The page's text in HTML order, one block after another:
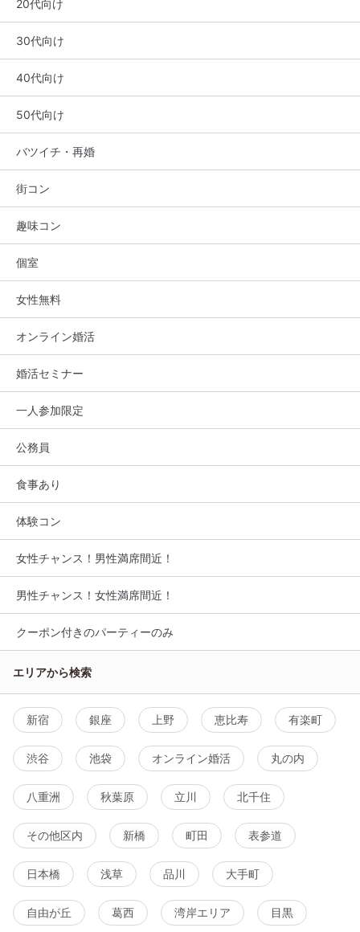
20代向け
30代向け
40代向け
50代向け
バツイチ・再婚
街コン
趣味コン
個室
女性無料
オンライン婚活
婚活セミナー
一人参加限定
公務員
食事あり
体験コン
女性チャンス！男性満席間近！
男性チャンス！女性満席間近！
クーポン付きのパーティーのみ
エリアから検索
新宿 銀座 上野 恵比寿 有楽町
渋谷 池袋 オンライン婚活 丸の内
八重洲 秋葉原 立川 北千住
その他区内 新橋 町田 表参道
日本橋 浅草 品川 大手町
自由が丘 葛西 湾岸エリア 目黒